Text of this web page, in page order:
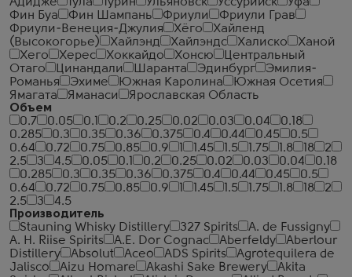
Фин Буа
Фин Шампань Фриули
Фриули Грав
Фриули-Венеция-Джулия
Хёго
Хайленд
(Высокогорье)
Хайлэнд Хайлэндс Халиско
Ханой
Хего
Херес Хоккайдо Хонсю
Центральный
Отаго
Цинандали Шаранта Эдинбург
Эмилия-
Романья
Эхиме Южная Каролина
Южная Осетия
Ямагата
Яманаси
Ярославская Область
Объем
0.7
0.05 0.1 0.2 0.25 0.02 0.03 0.04
0.18
0.285
0.3 0.35 0.36 0.375 0.4 0.44 0.45
0.5
0.64
0.72 0.75 0.85 0.9 1.45 1.5 1.75 1.8 18
2
2.5
3 4.5 0.05 0.1 0.2 0.25 0.02 0.03 0.04
0.18
0.285
0.3 0.35 0.36 0.375 0.4 0.44 0.45
0.5
0.64
0.72 0.75 0.85 0.9 1.45 1.5 1.75 1.8 18
2
2.5
3
4.5
Производитель
Stauning Whisky Distillery
327 Spirits
A. de Fussigny
A. H. Riise Spirits
A.E. Dor Cognac Aberfeldy
Aberlour
Distillery
Absolut Aceo ADS Spirits
Agrotequilera de
Jalisco
Aizu Homare Akashi Sake Brewery
Akita